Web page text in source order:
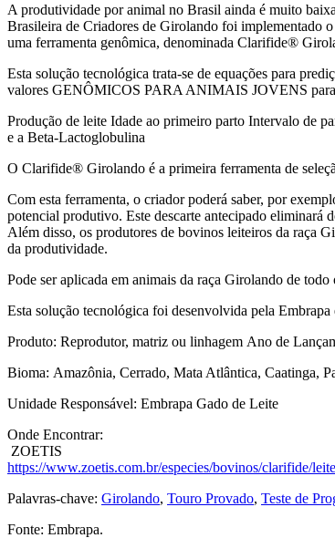
A produtividade por animal no Brasil ainda é muito
Brasileira de Criadores de Girolando foi implementado
uma ferramenta genômica, denominada Clarifide®
Esta solução tecnológica trata-se de equações para
valores GENÔMICOS PARA ANIMAIS JOVENS para
Produção de leite Idade ao primeiro parto Intervalo de
e a Beta-Lactoglobulina
O Clarifide® Girolando é a primeira ferramenta de
Com esta ferramenta, o criador poderá saber, por
potencial produtivo. Este descarte antecipado eliminará
Além disso, os produtores de bovinos leiteiros da raça
da produtividade.
Pode ser aplicada em animais da raça Girolando de todo
Esta solução tecnológica foi desenvolvida pela
Produto: Reprodutor, matriz ou linhagem Ano de
Bioma: Amazônia, Cerrado, Mata Atlântica, Caatinga,
Unidade Responsável: Embrapa Gado de Leite
Onde Encontrar:
ZOETIS
https://www.zoetis.com.br/especies/bovinos/clarifide/
Palavras-chave: Girolando, Touro Provado, Teste de
Fonte: Embrapa.